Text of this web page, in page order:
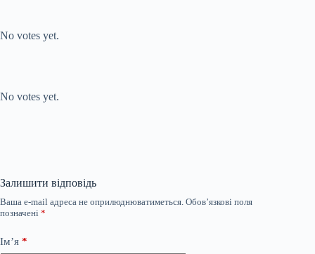
No votes yet.
No votes yet.
Залишити відповідь
Ваша e-mail адреса не оприлюднюватиметься. Обов’язкові поля
позначені *
Ім’я *